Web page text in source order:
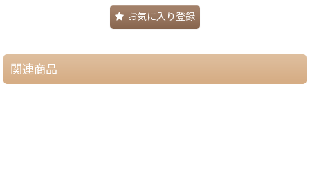
お気に入り登録
関連商品